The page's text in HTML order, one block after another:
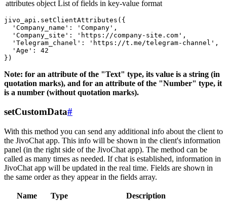
attributes object List of fields in key-value format
jivo_api.setClientAttributes({
  'Company_name': 'Company',
  'Company_site': 'https://company-site.com',
  'Telegram_chanel': 'https://t.me/telegram-channel',
  'Age': 42
Note: for an attribute of the "Text" type, its value is a string (in
quotation marks), and for an attribute of the "Number" type, it
is a number (without quotation marks).
setCustomData#
With this method you can send any additional info about the client to
the JivoChat app. This info will be shown in the client's information
panel (in the right side of the JivoChat app). The method can be
called as many times as needed. If chat is established, information in
JivoChat app will be updated in the real time. Fields are shown in
the same order as they appear in the fields array.
Name Type
Description